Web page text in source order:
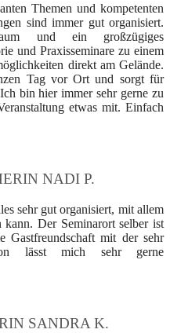
Themen und kompetenten
sind immer gut organisiert.
und ein großzügiges
und Praxisseminare zu einem
direkt am Gelände.
Tag vor Ort und sorgt für
bin hier immer sehr gerne zu
etwas mit. Einfach
NADI P.
sehr gut organisiert, mit allem
Der Seminarort selber ist
Gastfreundschaft mit der sehr
lässt mich sehr gerne
SANDRA K.